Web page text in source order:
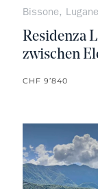
Bissone,
Residenza
zwischen
CHF 9’840